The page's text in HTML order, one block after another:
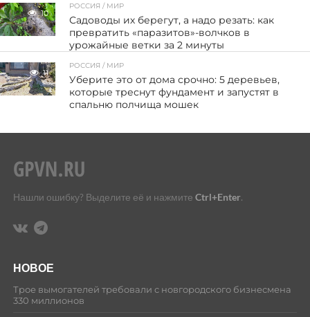
10
РОССИЯ / МИР
Садоводы их берегут, а надо резать: как
превратить «паразитов»-волчков в
урожайные ветки за 2 минуты
11
РОССИЯ / МИР
Уберите это от дома срочно: 5 деревьев,
которые треснут фундамент и запустят в
спальню полчища мошек
Нашли ошибку? Выделите её и нажмите Ctrl+Enter.
НОВОЕ
Трое вымогателей требовали с новгородского бизнесмена
330 миллионов